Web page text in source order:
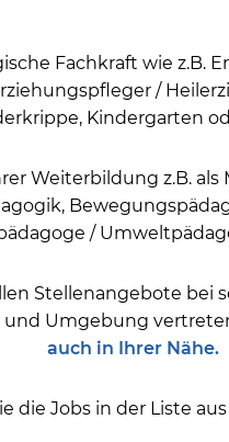
Fachkraft wie z.B.
/
Kindergarten
Weiterbildung z.B.
/
Stellenangebote bei
Umgebung
auch in Ihrer Nähe.
die Jobs in der Liste